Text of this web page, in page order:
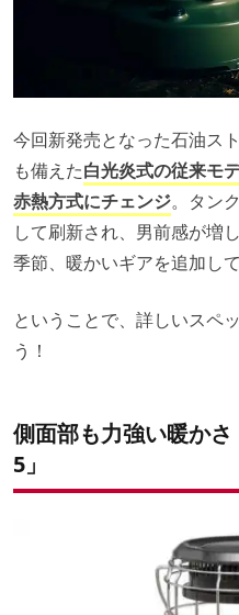
今回新発売となった石油ス
も備えた白光炎式の従来モ
赤熱方式にチェンジ。タン
して刷新され、男前感が増
季節、暖かいギアを追加し
ということで、詳しいスペ
う！
側面部も力強い暖かさ
5」